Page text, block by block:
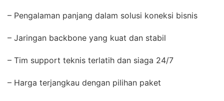
– Pengalaman panjang dalam solusi koneksi bisnis
– Jaringan backbone yang kuat dan stabil
– Tim support teknis terlatih dan siaga 24/7
– Harga terjangkau dengan pilihan paket